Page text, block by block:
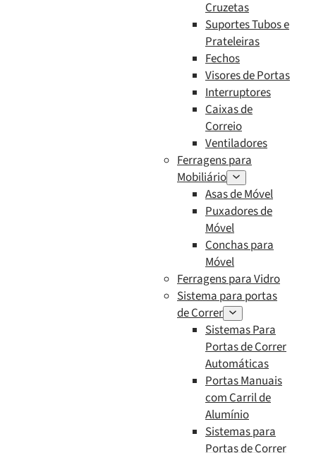
Cruzetas
Suportes Tubos e
Prateleiras
Fechos
Visores de Portas
Interruptores
Caixas de
Correio
Ventiladores
Ferragens para
Mobiliário
Asas de Móvel
Puxadores de
Móvel
Conchas para
Móvel
Ferragens para Vidro
Sistema para portas
de Correr
Sistemas Para
Portas de Correr
Automáticas
Portas Manuais
com Carril de
Alumínio
Sistemas para
Portas de Correr